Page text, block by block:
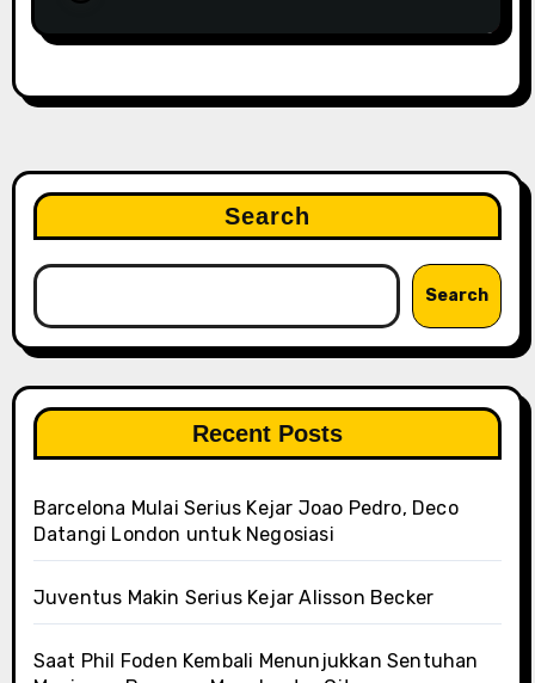
Search
Search
Recent Posts
Barcelona Mulai Serius Kejar Joao Pedro, Deco
Datangi London untuk Negosiasi
Juventus Makin Serius Kejar Alisson Becker
Saat Phil Foden Kembali Menunjukkan Sentuhan